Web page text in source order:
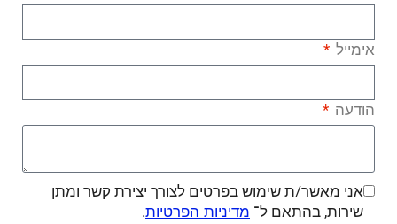
אימייל
הודעה
אני מאשר/ת שימוש בפרטים לצורך יצירת קשר ומתן
שירות, בהתאם ל־ מדיניות הפרטיות.